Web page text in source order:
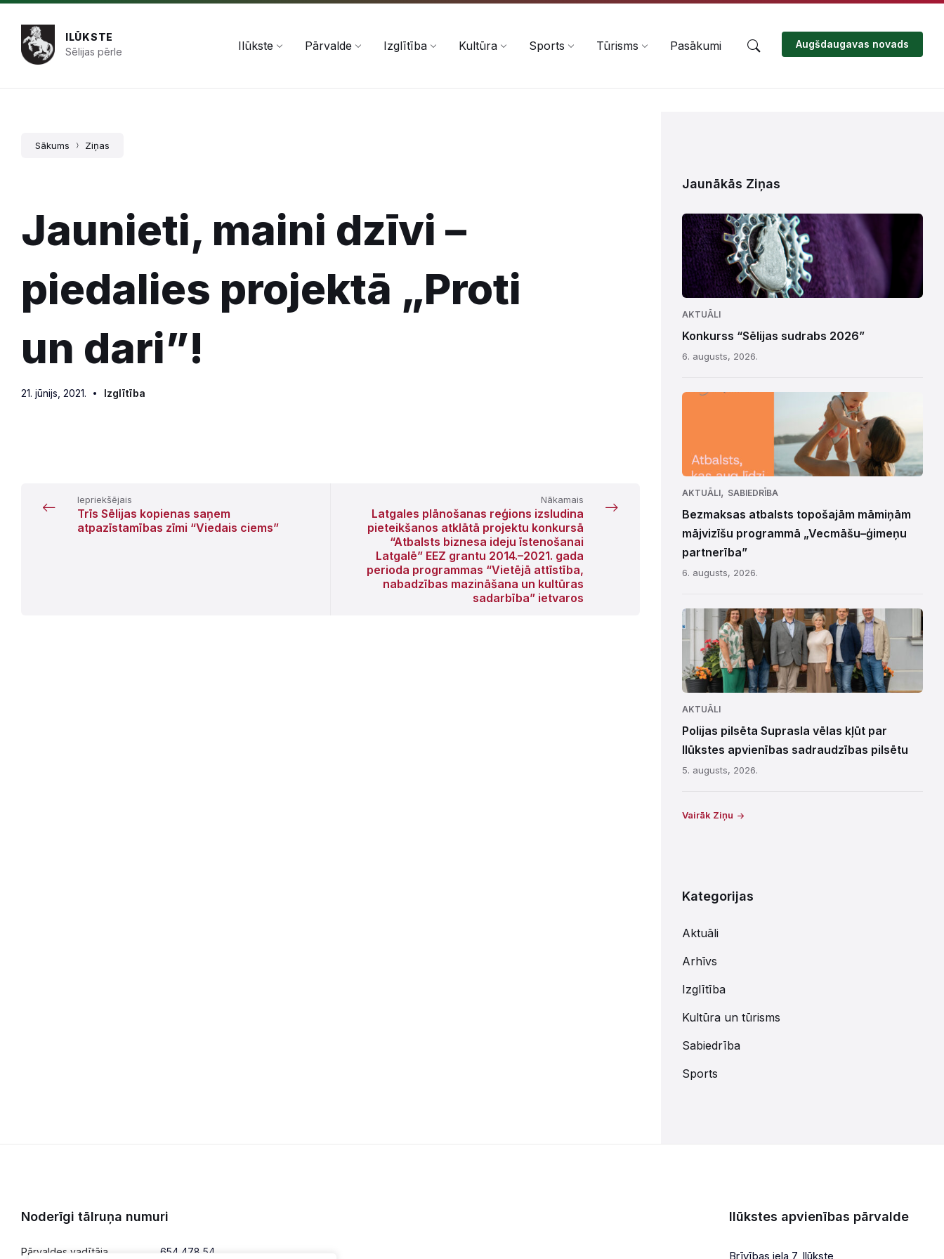
Pāriet
saturu
Skip
navigation
Skip
footer
ILŪKSTE
Sēlijas pērle
Ilūkste Pārvalde Izglītība Kultūra Sports Tūrisms Pasākumi Augšdaugavas novads
Sākums Ziņas
Jaunieti, maini dzīvi –
piedalies projektā „Proti
un dari”!
21. jūnijs, 2021. Izglītība
Iepriekšējais
Trīs Sēlijas kopienas saņem
atpazīstamības zīmi “Viedais ciems”
Nākamais
Latgales plānošanas reģions izsludina
pieteikšanos atklātā projektu konkursā
“Atbalsts biznesa ideju īstenošanai
Latgalē” EEZ grantu 2014.–2021. gada
perioda programmas “Vietējā attīstība,
nabadzības mazināšana un kultūras
sadarbība” ietvaros
Jaunākās Ziņas
AKTUĀLI
Konkurss “Sēlijas sudrabs 2026”
6. augusts, 2026.
AKTUĀLI, SABIEDRĪBA
Bezmaksas atbalsts topošajām māmiņām
mājvizīšu programmā „Vecmāšu–ģimeņu
partnerība”
6. augusts, 2026.
AKTUĀLI
Polijas pilsēta Suprasla vēlas kļūt par
Ilūkstes apvienības sadraudzības pilsētu
5. augusts, 2026.
Vairāk Ziņu
Kategorijas
Aktuāli
Arhīvs
Izglītība
Kultūra un tūrisms
Sabiedrība
Sports
Noderīgi tālruņa numuri
Pārvaldes vadītāja 654 478 54
Ilūkstes apvienības pārvalde
Brīvības iela 7, Ilūkste,